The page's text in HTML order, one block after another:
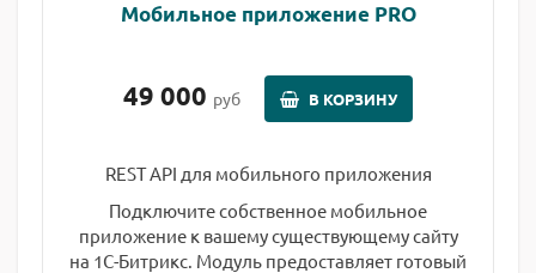
Мобильное приложение PRO
49 000 руб В КОРЗИНУ
REST API для мобильного приложения
Подключите собственное мобильное
приложение к вашему существующему сайту
на 1С-Битрикс. Модуль предоставляет готовый